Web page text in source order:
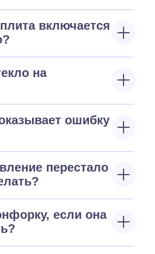
включается
на
ошибку
перестало
если она